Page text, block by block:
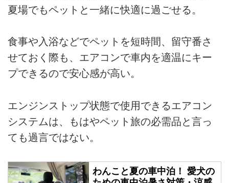
夏場でもペットと一緒に快適に過ごせる。
食事や入浴などでペットを短時間、留守番さ
せておく際も、エアコンで車内を適温にキー
プできるので安心感が高い。
エンジンストップ状態で使用できるエアコン
システムは、もはやペット旅の必需品と言っ
ても過言ではない。
わんこと夏の車中泊！ 愛犬の